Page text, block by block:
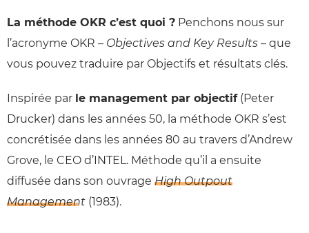
La méthode OKR c’est quoi ? Penchons nous sur
l’acronyme OKR – Objectives and Key Results – que
vous pouvez traduire par Objectifs et résultats clés.
Inspirée par le management par objectif(Peter
Drucker) dans les années 50, la méthode OKR s’est
concrétisée dans les années 80 au travers d’Andrew
Grove, le CEO d’INTEL. Méthode qu’il a ensuite
diffusée dans son ouvrage High Outpout
Management (1983).